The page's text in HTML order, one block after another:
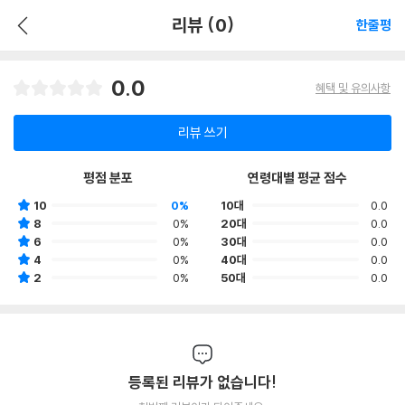
리뷰 (0) 한줄평
0.0 혜택 및 유의사항
리뷰 쓰기
평점 분포
10
0%
8
0%
6
0%
4
0%
2
0%
연령대별 평균 점수
10대
0.0
20대
0.0
30대
0.0
40대
0.0
50대
0.0
등록된 리뷰가 없습니다!